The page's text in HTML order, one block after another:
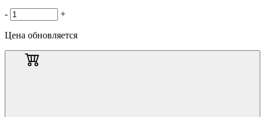
- +
Цена обновляется